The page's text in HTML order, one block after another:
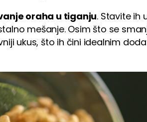
oraha u tiganju. Stavite ih
mešanje. Osim što se
ukus, što ih čini idealnim